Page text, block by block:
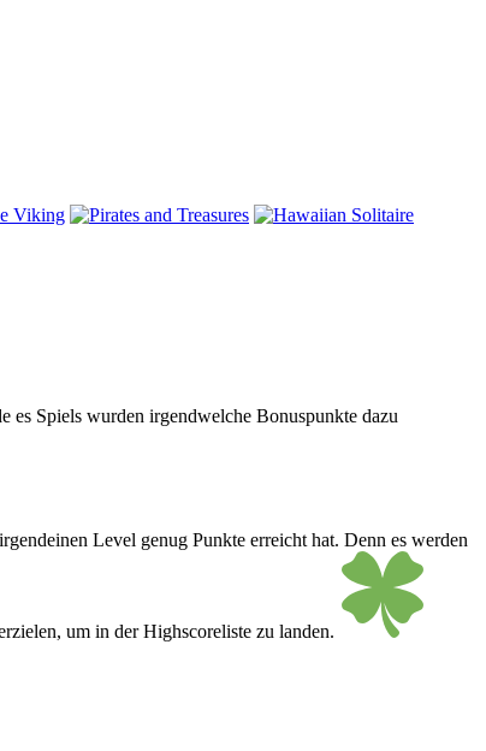
es Spiels wurden irgendwelche Bonuspunkte dazu
Level genug Punkte erreicht hat. Denn es werden
um in der Highscoreliste zu landen.